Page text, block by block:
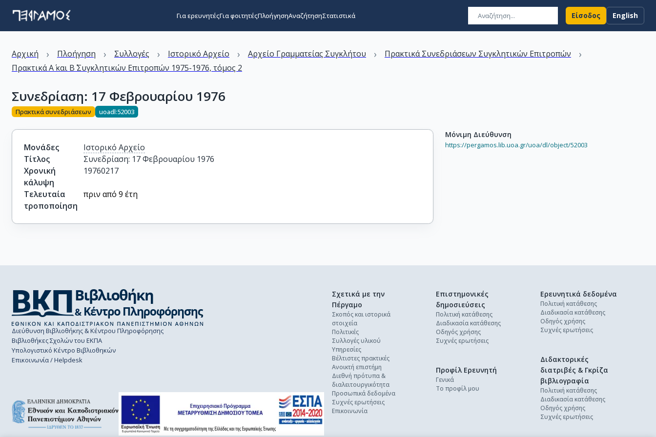
Για ερευνητέςΓια φοιτητέςΠλοήγησηΑναζήτησηΣτατιστικά Είσοδος English
Αρχική › Πλοήγηση › Συλλογές › Ιστορικό Αρχείο › Αρχείο Γραμματείας Συγκλήτου › Πρακτικά Συνεδριάσεων Συγκλητικών Επιτροπών ›
Πρακτικά Α΄ και Β΄ Συγκλητικών Επιτροπών 1975-1976, τόμος 2
Συνεδρίαση: 17 Φεβρουαρίου 1976
Πρακτικά συνεδριάσεων uoadl:52003
Μονάδες
Ιστορικό Αρχείο
Τίτλος
Συνεδρίαση: 17 Φεβρουαρίου 1976
Χρονική
κάλυψη
19760217
Τελευταία
τροποποίηση
πριν από 9 έτη
Μόνιμη Διεύθυνση
https://pergamos.lib.uoa.gr/uoa/dl/object/52003
Διεύθυνση Βιβλιοθήκης & Κέντρου Πληροφόρησης
Βιβλιοθήκες Σχολών του ΕΚΠΑ
Υπολογιστικό Κέντρο Βιβλιοθηκών
Επικοινωνία / Helpdesk
Σχετικά με την
Πέργαμο
Σκοπός και ιστορικά
στοιχεία
Πολιτικές
Συλλογές υλικού
Υπηρεσίες
Βέλτιστες πρακτικές
Ανοικτή επιστήμη
Διεθνή πρότυπα &
διαλειτουργικότητα
Προσωπικά δεδομένα
Συχνές ερωτήσεις
Επικοινωνία
Επιστημονικές
δημοσιεύσεις
Πολιτική κατάθεσης
Διαδικασία κατάθεσης
Οδηγός χρήσης
Συχνές ερωτήσεις
Ερευνητικά δεδομένα
Πολιτική κατάθεσης
Διαδικασία κατάθεσης
Οδηγός χρήσης
Συχνές ερωτήσεις
Διδακτορικές
διατριβές & Γκρίζα
βιβλιογραφία
Πολιτική κατάθεσης
Διαδικασία κατάθεσης
Οδηγός χρήσης
Συχνές ερωτήσεις
Προφίλ Ερευνητή
Γενικά
Το προφίλ μου